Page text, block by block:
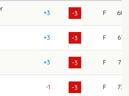
+3 -3 F 68
+3 -3 F 67
+3 -3 F 71
-1 -3 F 73